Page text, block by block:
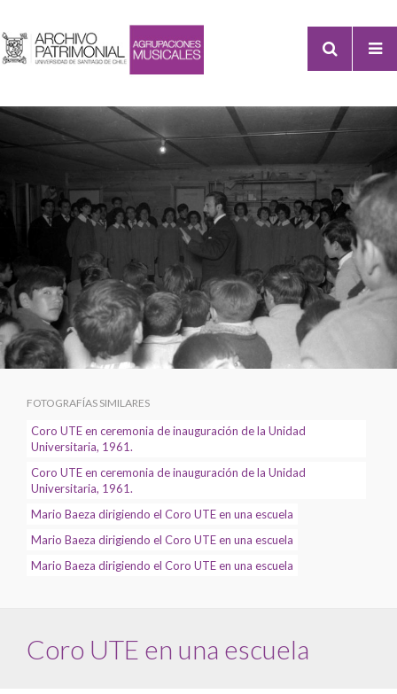
FOTOGRAFÍAS SIMILARES
Coro UTE en ceremonia de inauguración de la Unidad
Universitaria, 1961.
Coro UTE en ceremonia de inauguración de la Unidad
Universitaria, 1961.
Mario Baeza dirigiendo el Coro UTE en una escuela
Mario Baeza dirigiendo el Coro UTE en una escuela
Mario Baeza dirigiendo el Coro UTE en una escuela
Coro UTE en una escuela